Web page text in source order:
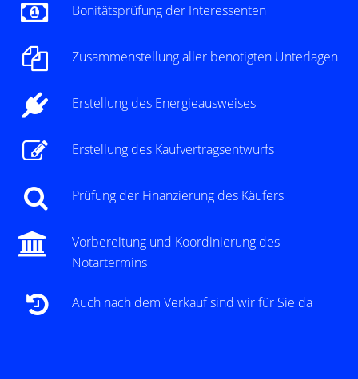
von unserer umfassenden regionalen Expertise.EXXACT-
Immobilien® Erkner: 03362 5890232Königs
Wusterhausen: 03375 2465771Mobil: 0152 33616937
Bonitätsprüfung der Interessenten
Zusammenstellung aller benötigten Unterlagen
Erstellung des Energieausweises
Erstellung des Kaufvertragsentwurfs
Prüfung der Finanzierung des Käufers
Vorbereitung und Koordinierung des
Notartermins
Auch nach dem Verkauf sind wir für Sie da